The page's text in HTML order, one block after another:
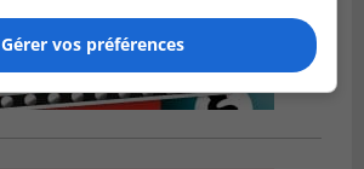
Gérer vos préférences